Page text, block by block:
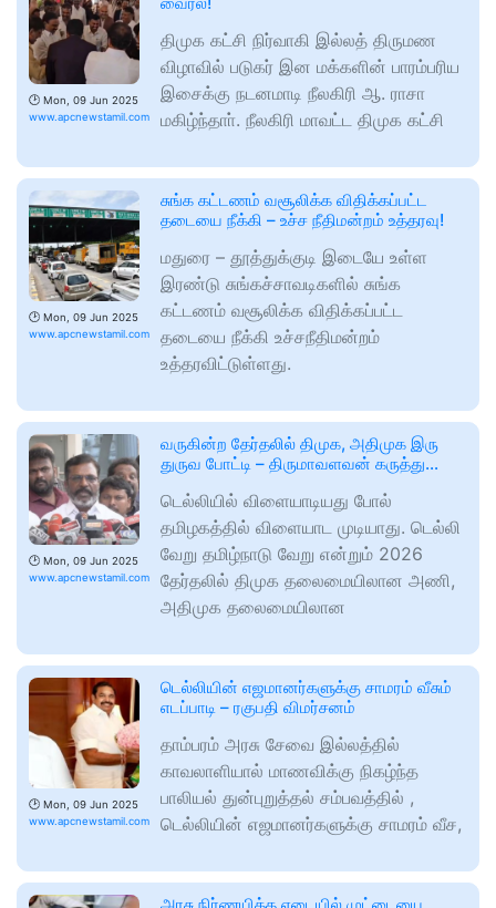
🕑 Mon, 09 Jun 2025
www.apcnewstamil.com
திமுக கட்சி நிர்வாகி இல்லத் திருமண
விழாவில் படுகர் இன மக்களின் பாரம்பரிய
இசைக்கு நடனமாடி நீலகிரி ஆ. ராசா
மகிழ்ந்தாா். நீலகிரி மாவட்ட திமுக கட்சி
🕑 Mon, 09 Jun 2025
www.apcnewstamil.com
சுங்க கட்டணம் வசூலிக்க விதிக்கப்பட்ட
தடையை நீக்கி – உச்ச நீதிமன்றம் உத்தரவு!
மதுரை – தூத்துக்குடி இடையே உள்ள
இரண்டு சுங்கச்சாவடிகளில் சுங்க
கட்டணம் வசூலிக்க விதிக்கப்பட்ட
தடையை நீக்கி உச்சநீதிமன்றம்
உத்தரவிட்டுள்ளது.
🕑 Mon, 09 Jun 2025
www.apcnewstamil.com
வருகின்ற தேர்தலில் திமுக, அதிமுக இரு
துருவ போட்டி – திருமாவளவன் கருத்து…
டெல்லியில் விளையாடியது போல்
தமிழகத்தில் விளையாட முடியாது. டெல்லி
வேறு தமிழ்நாடு வேறு என்றும் 2026
தேர்தலில் திமுக தலைமையிலான அணி,
அதிமுக தலைமையிலான
🕑 Mon, 09 Jun 2025
www.apcnewstamil.com
டெல்லியின் எஜமானர்களுக்கு சாமரம் வீசும்
எடப்பாடி – ரகுபதி விமர்சனம்
தாம்பரம் அரசு சேவை இல்லத்தில்
காவலாளியால் மாணவிக்கு நிகழ்ந்த
பாலியல் துன்புறுத்தல் சம்பவத்தில் ,
டெல்லியின் எஜமானர்களுக்கு சாமரம் வீச,